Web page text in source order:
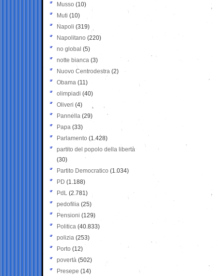
Musso (10)
Muti (10)
Napoli (319)
Napolitano (220)
no global (5)
notte bianca (3)
Nuovo Centrodestra (2)
Obama (11)
olimpiadi (40)
Oliveri (4)
Pannella (29)
Papa (33)
Parlamento (1.428)
partito del popolo della libertà
(30)
Partito Democratico (1.034)
PD (1.188)
PdL (2.781)
pedofilia (25)
Pensioni (129)
Politica (40.833)
polizia (253)
Porto (12)
povertà (502)
Presepe (14)